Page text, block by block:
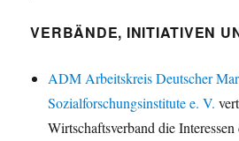
VERBÄNDE, INITIATIVEN
ADM Arbeitskreis Deutscher
Sozialforschungsinstitute e. V.
Wirtschaftsverband die Interessen